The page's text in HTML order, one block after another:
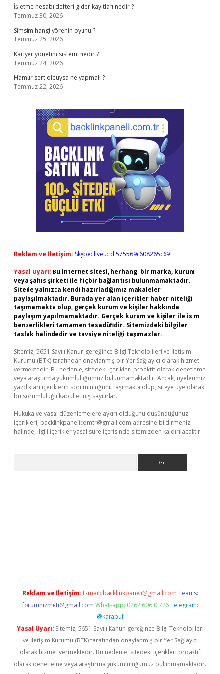
İşletme hesabı defteri gider kayıtları nedir ?
Temmuz 30, 2026
Simsim hangi yörenin oyunu ?
Temmuz 25, 2026
Kariyer yönetim sistemi nedir ?
Temmuz 24, 2026
Hamur sert olduysa ne yapmalı ?
Temmuz 22, 2026
Reklam ve İletişim: Skype: live:.cid.575569c608265c69
Yasal Uyarı: Bu internet sitesi, herhangi bir marka, kurum
veya şahıs şirketi ile hiçbir bağlantısı bulunmamaktadır.
Sitede yalnızca kendi hazırladığımız makaleler
paylaşılmaktadır. Burada yer alan içerikler haber niteliği
taşımamakta olup, gerçek kurum ve kişiler hakkında
paylaşım yapılmamaktadır. Gerçek kurum ve kişiler ile isim
benzerlikleri tamamen tesadüfidir. Sitemizdeki bilgiler
taslak halindedir ve tavsiye niteliği taşımazlar.
Sitemiz, 5651 Sayılı Kanun gereğince Bilgi Teknolojileri ve İletişim
Kurumu (BTK) tarafından onaylanmış bir Yer Sağlayıcı olarak hizmet
vermektedir. Bu nedenle, sitedeki içerikleri proaktif olarak denetleme
veya araştırma yükümlülüğümüz bulunmamaktadır. Ancak, üyelerimiz
yazdıkları içeriklerin sorumluluğunu taşımakta olup, siteye üye olarak
bu sorumluluğu kabul etmiş sayılırlar.
Hukuka ve yasal düzenlemelere aykırı olduğunu düşündüğünüz
içerikleri, backlinkpanelicomtr@gmail.com adresine bildirmeniz
halinde, ilgili içerikler yasal süre içerisinde sitemizden kaldırılacaktır.
Reklam ve İletişim: E-mail: backlinkpaneli@gmail.com Teams:
forumhizmeti@gmail.com Whatsapp: 0262 606 0 726 Telegram:
@karabul
Yasal Uyarı: Sitemiz, 5651 Sayılı Kanun gereğince Bilgi Teknolojileri
ve İletişim Kurumu (BTK) tarafından onaylanmış bir Yer Sağlayıcı
olarak hizmet vermektedir. Bu nedenle, sitedeki içerikleri proaktif
olarak denetleme veya araştırma yükümlülüğümüz bulunmamaktadır.